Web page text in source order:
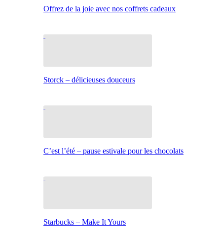
Offrez de la joie avec nos coffrets cadeaux
Storck – délicieuses douceurs
C’est l’été – pause estivale pour les chocolats
Starbucks – Make It Yours